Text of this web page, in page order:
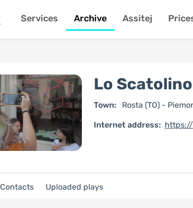
Services Archive Assitej
Lo
Town: Rosta (TO) -
Internet address:
Contacts Uploaded plays